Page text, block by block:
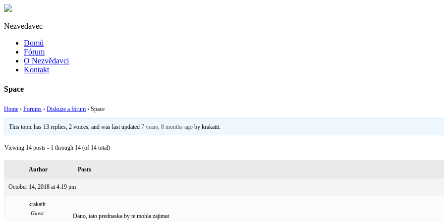
Nezvedavec
Domů
Fórum
O Nezvědavci
Kontakt
Space
Home › Forums › Diskuze a fórum › Space
This topic has 13 replies, 2 voices, and was last updated7 years, 8 months ago bykrakatit
Viewing 14 posts - 1 through 14 (of 14 total)
Author Posts
October 14, 2018 at 4:19 pm
krakatit
Guest Dano, tato prednaska by te mohla zajimat